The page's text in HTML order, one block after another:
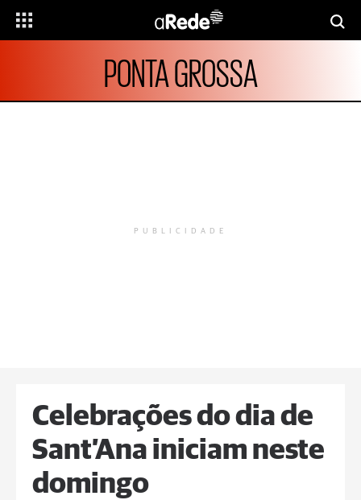
PONTA GROSSA
PUBLICIDADE
Celebrações do dia de
Sant’Ana iniciam neste
domingo